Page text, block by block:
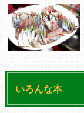
いろんな本